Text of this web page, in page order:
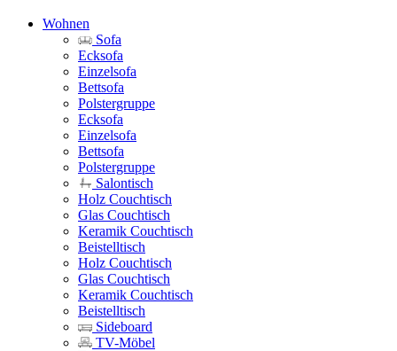
Wohnen
Sofa
Ecksofa
Einzelsofa
Bettsofa
Polstergruppe
Ecksofa
Einzelsofa
Bettsofa
Polstergruppe
Salontisch
Holz Couchtisch
Glas Couchtisch
Keramik Couchtisch
Beistelltisch
Holz Couchtisch
Glas Couchtisch
Keramik Couchtisch
Beistelltisch
Sideboard
TV-Möbel